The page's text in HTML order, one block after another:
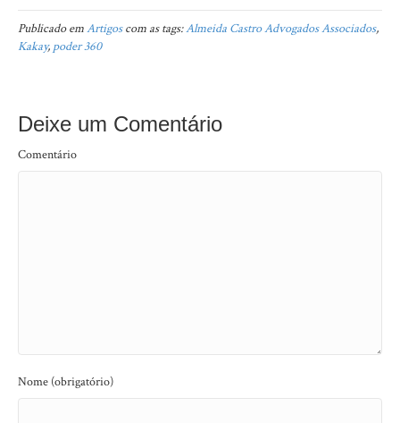
Publicado emArtigoscom as tags:Almeida Castro Advogados Associados,
Kakay, poder 360
Deixe um Comentário
Comentário
Nome (obrigatório)